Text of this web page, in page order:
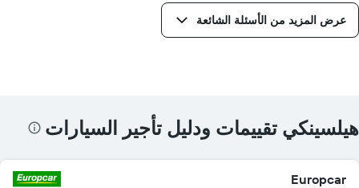
عرض المزيد من الأسئلة الشائعة
هيلسينكي تقييمات ودليل تأجير السيارات
Europcar